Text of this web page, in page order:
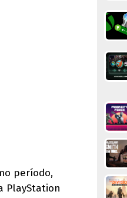
período,
PlayStation